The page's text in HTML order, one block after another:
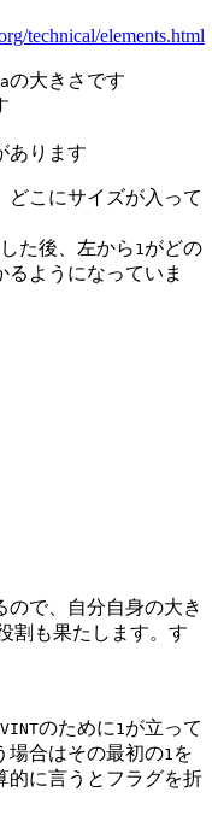
technical/elements.html
の大きさです
あります
どこにサイズが入って
た後、左から1がどの
ようになっていま
ので、自分自身の大き
割も果たします。す
VINTのために 1が立って
場合はその最初の1 を
的に言うとフラグを折